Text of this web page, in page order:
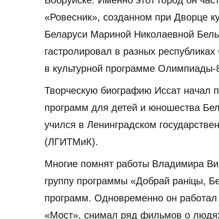
«Ровесник», созданном при Дворце
Беларуси Мариной Николаевной
гастролировал в разных
в культурной программе
Творческую биографию Иссат начал
программ для детей и юношества
учился в Ленинградском
(ЛГИТМиК).
Многие помнят работы Владимира
группу программы «Добрай раніцы,
программ. Одновременно он
«Мост», снимал ряд фильмов о